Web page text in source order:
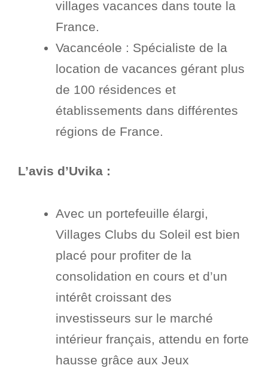
villages vacances dans toute la
France.
Vacancéole : Spécialiste de la
location de vacances gérant plus
de 100 résidences et
établissements dans différentes
régions de France.
L’avis d’Uvika :
Avec un portefeuille élargi,
Villages Clubs du Soleil est bien
placé pour profiter de la
consolidation en cours et d’un
intérêt croissant des
investisseurs sur le marché
intérieur français, attendu en forte
hausse grâce aux Jeux